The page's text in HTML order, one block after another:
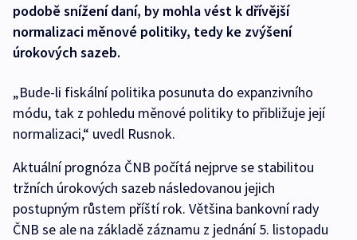
podobě snížení daní, by mohla vést k dřívější
normalizaci měnové politiky, tedy ke zvýšení
úrokových sazeb.
„Bude-li fiskální politika posunuta do expanzivního
módu, tak z pohledu měnové politiky to přibližuje její
normalizaci,“ uvedl Rusnok.
Aktuální prognóza ČNB počítá nejprve se stabilitou
tržních úrokových sazeb následovanou jejich
postupným růstem příští rok. Většina bankovní rady
ČNB se ale na základě záznamu z jednání 5. listopadu